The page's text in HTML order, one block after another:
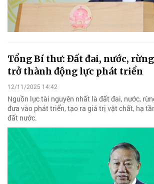
Tổng Bí thư: Đất đai, nước,
trở thành động lực phát triển
12/11/2025 14:42
Nguồn lực tài nguyên nhất là đất đai, nước,
đưa vào phát triển, tạo ra giá trị vật chất, hạ
đất nước.